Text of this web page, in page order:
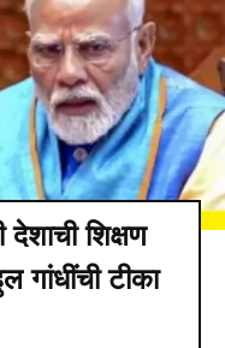
शिक्षण
गांधींची टीका